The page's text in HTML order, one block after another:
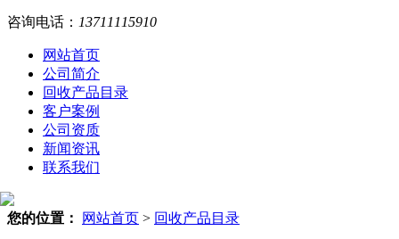
咨询电话： 13711115910
网站首页
公司简介
回收产品目录
客户案例
公司资质
新闻资讯
联系我们
您的位置： 网站首页 > 回收产品目录